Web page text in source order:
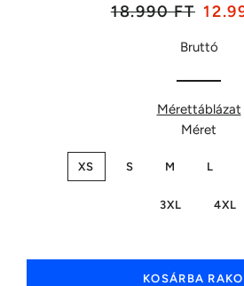
Listaár
18.990 FT Akciós
Bruttó
Mérettáblázat
Méret
XS S M L
3XL 4XL
KOSÁRBA